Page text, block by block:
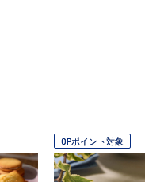
OPポイント対象